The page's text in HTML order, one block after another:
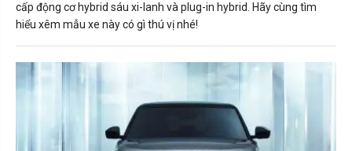
cấp động cơ hybrid sáu xi-lanh và plug-in hybrid. Hãy cùng tìm
hiểu xêm mẫu xe này có gì thú vị nhé!